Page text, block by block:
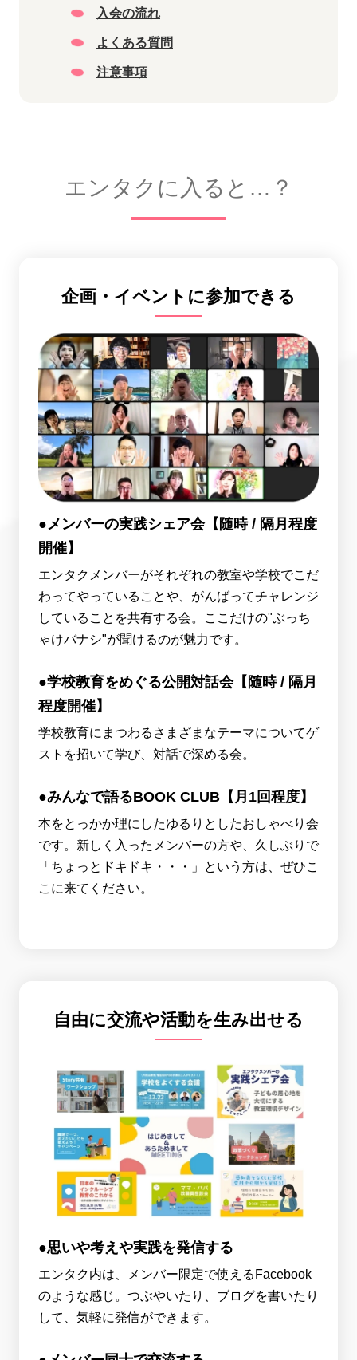
入会の流れ
よくある質問
注意事項
エンタクに入ると…？
企画・イベントに参加できる
●メンバーの実践シェア会【随時 / 隔月程度
開催】
エンタクメンバーがそれぞれの教室や学校でこだ
わってやっていることや、がんばってチャレンジ
していることを共有する会。ここだけの"ぶっち
ゃけバナシ"が聞けるのが魅力です。
●学校教育をめぐる公開対話会【随時 / 隔月
程度開催】
学校教育にまつわるさまざまなテーマについてゲ
ストを招いて学び、対話で深める会。
●みんなで語るBOOK CLUB【月1回程度】
本をとっかか理にしたゆるりとしたおしゃべり会
です。新しく入ったメンバーの方や、久しぶりで
「ちょっとドキドキ・・・」という方は、ぜひこ
こに来てください。
自由に交流や活動を生み出せる
●思いや考えや実践を発信する
エンタク内は、メンバー限定で使えるFacebook
のような感じ。つぶやいたり、ブログを書いたり
して、気軽に発信ができます。